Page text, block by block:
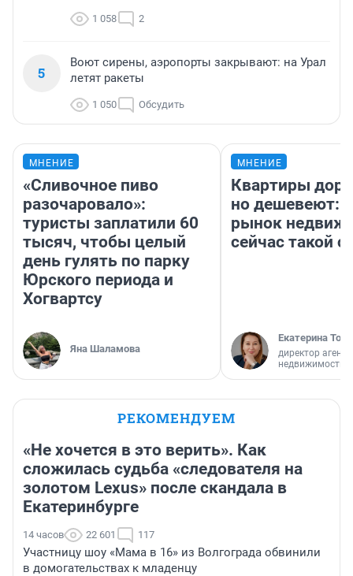
1 058 2
5
Воют сирены, аэропорты закрывают: на Урал
летят ракеты
1 050 Обсудить
МНЕНИЕ
«Сливочное пиво
разочаровало»:
туристы заплатили 60
тысяч, чтобы целый
день гулять по парку
Юрского периода и
Хогвартсу
Яна Шаламова
МНЕНИЕ
Квартиры
но дешевеют:
рынок
сейчас такой
Екатерина
директор
недвижимости
РЕКОМЕНДУЕМ
«Не хочется в это верить». Как
сложилась судьба «следователя на
золотом Lexus» после скандала в
Екатеринбурге
14 часов 22 601 117
Участницу шоу «Мама в 16» из Волгограда обвинили
в домогательствах к младенцу